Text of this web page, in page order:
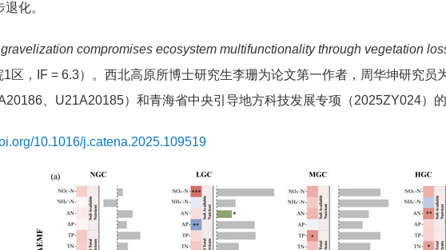
化。
compromises ecosystem multifunctionality through vegetation
1区，IF = 6.3）。西北高原所博士研究生李珊为论文第一作者，周华坤研究
、U21A20185）和青海省中央引导地方科技发展专项（2025ZY024）的
10.1016/j.catena.2025.109519